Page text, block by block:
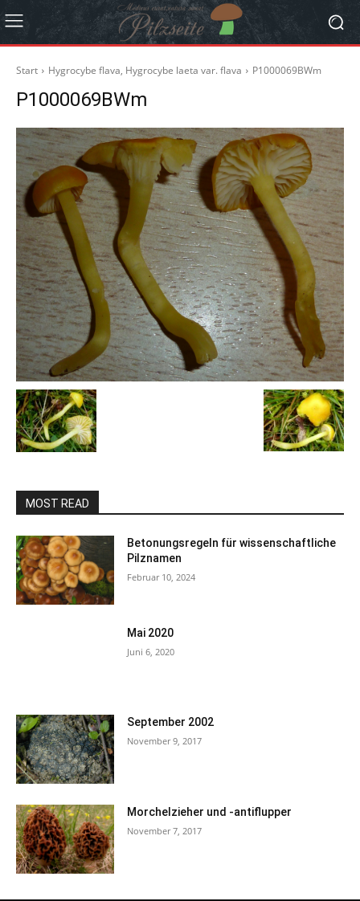
Start Hygrocybe flava, Hygrocybe laeta var. flava P1000069BWm
P1000069BWm
MOST READ
Betonungsregeln für wissenschaftliche
Pilznamen
Februar 10, 2024
Mai 2020
Juni 6, 2020
September 2002
November 9, 2017
Morchelzieher und -antiflupper
November 7, 2017